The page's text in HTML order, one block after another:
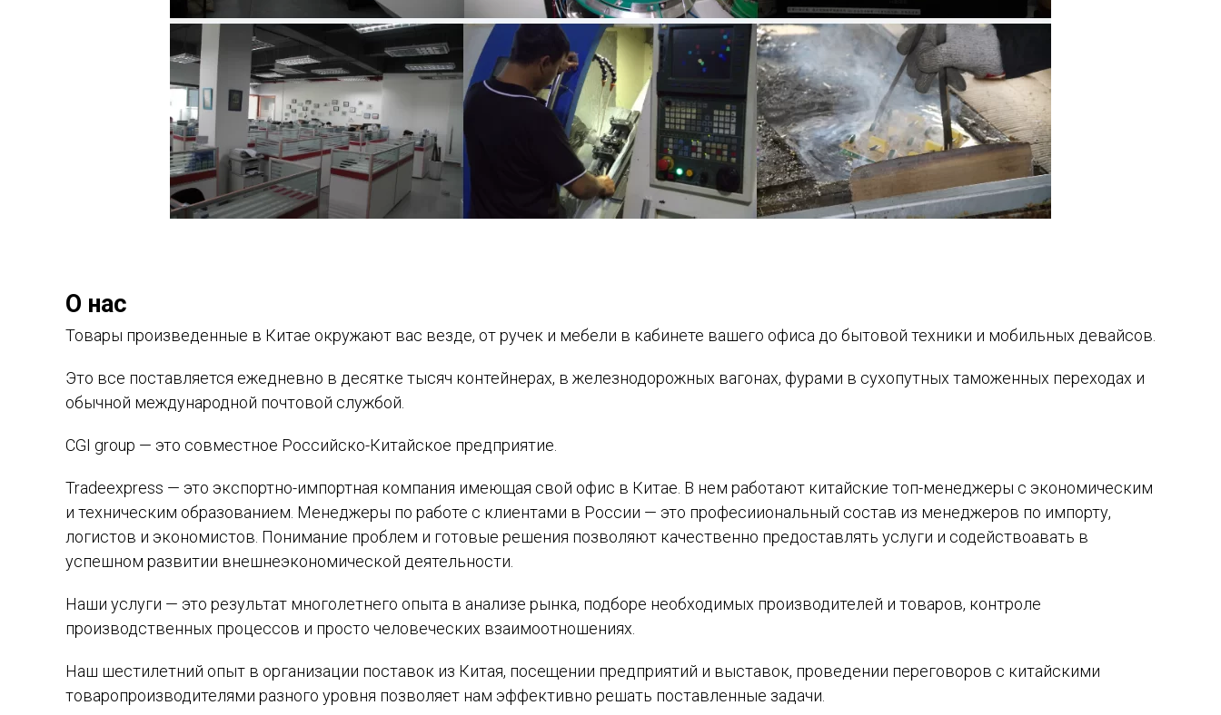
О нас
Товары произведенные в Китае окружают вас везде, от ручек и мебели в кабинете вашего офиса до бытовой техники и мобильных девайсов.
Это все поставляется ежедневно в десятке тысяч контейнерах, в железнодорожных вагонах, фурами в сухопутных таможенных переходах и
обычной международной почтовой службой.
CGI group — это совместное Российско-Китайское предприятие.
Tradeexpress — это экспортно-импортная компания имеющая свой офис в Китае. В нем работают китайские топ-менеджеры с экономическим
и техническим образованием. Менеджеры по работе с клиентами в России — это професииональный состав из менеджеров по импорту,
логистов и экономистов. Понимание проблем и готовые решения позволяют качественно предоставлять услуги и содействоавать в
успешном развитии внешнеэкономической деятельности.
Наши услуги — это результат многолетнего опыта в анализе рынка, подборе необходимых производителей и товаров, контроле
производственных процессов и просто человеческих взаимоотношениях.
Наш шестилетний опыт в организации поставок из Китая, посещении предприятий и выставок, проведении переговоров с китайскими
товаропроизводителями разного уровня позволяет нам эффективно решать поставленные задачи.